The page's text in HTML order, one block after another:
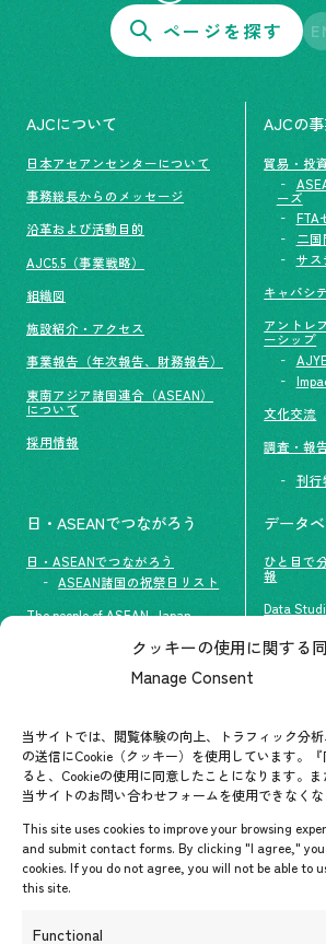
クッキーの使用に関する
Manage Consent
当サイトでは、閲覧体験の向上、トラフィック分
の送信にCookie（クッキー）を使用しています。
ると、Cookieの使用に同意したことになります。ま
当サイトのお問い合わせフォームを使用できなくな
This site uses cookies to improve your browsing
and submit contact forms. By clicking "I agree,"
cookies. If you do not agree, you will not be able to
this site.
Functional
ページを探す
AJCについて
日本アセアンセンターについて
事務総長からのメッセージ
沿革および活動目的
AJC5.5（事業戦略）
組織図
施設紹介・アクセス
事業報告（年次報告、財務報告）
東南アジア諸国連合（ASEAN）
について
採用情報
AJCの
貿易・投
ーズ
FTA
二
サス
キャパシ
アントレ
ーシップ
文化交流
調査・報
刊行
日・ASEANでつながろう
日・ASEANでつながろう
ASEAN諸国の祝祭日リスト
The people of ASEAN-Japan
グループ訪問の受け入れ
ASEANPEDIA
イベント・お知らせ
開催中・開催予定のイベント
イベント案内
データ
ひと目で
報
Data
お問い合